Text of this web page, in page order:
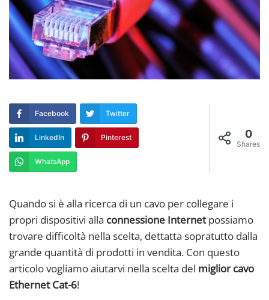
0
Shares
Facebook Twitter
LinkedIn Pinterest
WhatsApp
Quando si è alla ricerca di un cavo per collegare i
propri dispositivi alla connessione Internetpossiamo
trovare difficoltà nella scelta, dettatta sopratutto dalla
grande quantità di prodotti in vendita. Con questo
articolo vogliamo aiutarvi nella scelta del miglior cavo
Ethernet Cat-6!